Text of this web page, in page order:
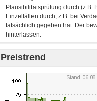
Preistrend